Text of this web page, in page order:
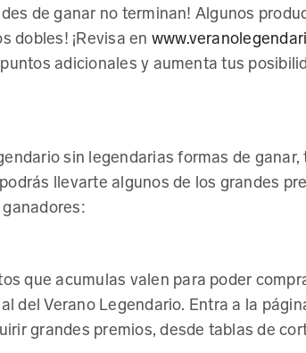
de ganar no terminan! Algunos
dobles! ¡Revisa en
adicionales y aumenta tus
sin legendarias formas de ganar,
llevarte algunos de los grandes
que acumulas valen para poder
del Verano Legendario. Entra a la
grandes premios, desde tablas de